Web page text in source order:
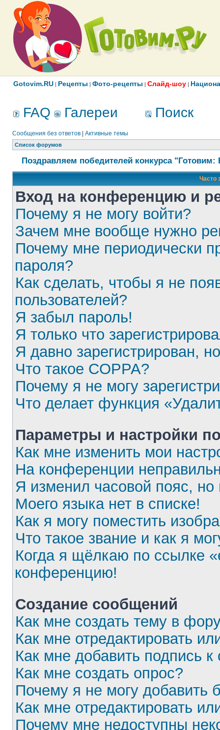
Gotovim.RU | Рецепты | Фото-рецепты | Слайд-шоу |
FAQ Галереи Поиск
Сообщения без ответов Активные темы
Список форумов
Поздравляем победителей конкурса
Часто
Вход на конференцию и
Почему я не могу войти?
Зачем мне вообще нужно
Почему мне периодически
пароля?
Как сделать, чтобы я не
пользователей?
Я забыл пароль!
Я только что
Я давно зарегистрирован,
Что такое COPPA?
Почему я не могу
Что делает функция
Параметры и настройки
Как мне изменить мои
На конференции
Я изменил часовой пояс,
Моего языка нет в списке!
Как я могу поместить
Что такое звание и как я
Когда я щёлкаю по ссылке
конференцию!
Создание сообщений
Как мне создать тему в
Как мне отредактировать
Как мне добавить подпись
Как мне создать опрос?
Почему я не могу добавить
Как мне отредактировать
Почему мне недоступны